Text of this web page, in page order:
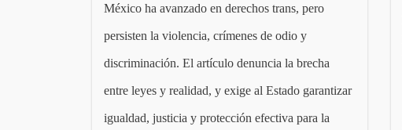
México ha avanzado en derechos trans, pero
persisten la violencia, crímenes de odio y
discriminación. El artículo denuncia la brecha
entre leyes y realidad, y exige al Estado garantizar
igualdad, justicia y protección efectiva para la